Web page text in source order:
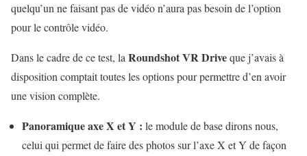
quelqu’un ne faisant pas de vidéo n’aura pas besoin de l’option
pour le contrôle vidéo.
Dans le cadre de ce test, laRoundshot VR Driveque j’avais à
disposition comptait toutes les options pour permettre d’en avoir
une vision complète.
Panoramique axe X et Y : le module de base dirons nous,
celui qui permet de faire des photos sur l’axe X et Y de façon